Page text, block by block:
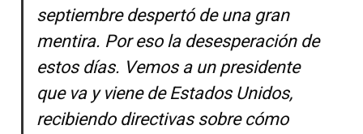
septiembre despertó de una gran
mentira. Por eso la desesperación de
estos días. Vemos a un presidente
que va y viene de Estados Unidos,
recibiendo directivas sobre cómo